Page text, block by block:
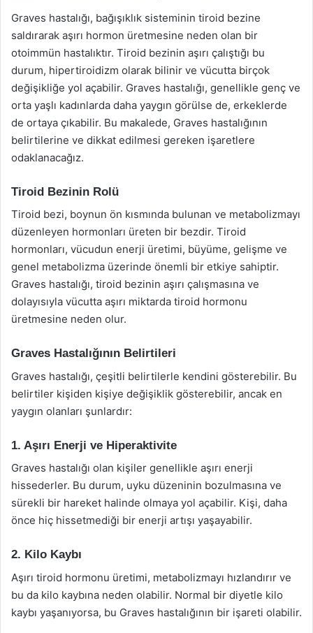
Graves hastalığı, bağışıklık sisteminin tiroid bezine
saldırarak aşırı hormon üretmesine neden olan bir
otoimmün hastalıktır. Tiroid bezinin aşırı çalıştığı bu
durum, hipertiroidizm olarak bilinir ve vücutta birçok
değişikliğe yol açabilir. Graves hastalığı, genellikle genç ve
orta yaşlı kadınlarda daha yaygın görülse de, erkeklerde
de ortaya çıkabilir. Bu makalede, Graves hastalığının
belirtilerine ve dikkat edilmesi gereken işaretlere
odaklanacağız.
Tiroid Bezinin Rolü
Tiroid bezi, boynun ön kısmında bulunan ve metabolizmayı
düzenleyen hormonları üreten bir bezdir. Tiroid
hormonları, vücudun enerji üretimi, büyüme, gelişme ve
genel metabolizma üzerinde önemli bir etkiye sahiptir.
Graves hastalığı, tiroid bezinin aşırı çalışmasına ve
dolayısıyla vücutta aşırı miktarda tiroid hormonu
üretmesine neden olur.
Graves Hastalığının Belirtileri
Graves hastalığı, çeşitli belirtilerle kendini gösterebilir. Bu
belirtiler kişiden kişiye değişiklik gösterebilir, ancak en
yaygın olanları şunlardır:
1. Aşırı Enerji ve Hiperaktivite
Graves hastalığı olan kişiler genellikle aşırı enerji
hissederler. Bu durum, uyku düzeninin bozulmasına ve
sürekli bir hareket halinde olmaya yol açabilir. Kişi, daha
önce hiç hissetmediği bir enerji artışı yaşayabilir.
2. Kilo Kaybı
Aşırı tiroid hormonu üretimi, metabolizmayı hızlandırır ve
bu da kilo kaybına neden olabilir. Normal bir diyetle kilo
kaybı yaşanıyorsa, bu Graves hastalığının bir işareti olabilir.